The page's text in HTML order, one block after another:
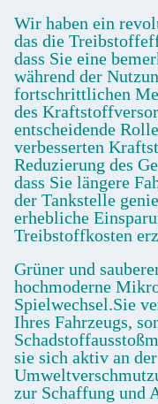
Wir haben ein
das die
dass Sie eine
während der
fortschrittlichen
des
entscheidende
verbesserten
Reduzierung des
dass Sie längere
der Tankstelle
erhebliche
Treibstoffkosten
Grüner und
hochmoderne
Spielwechsel.Sie
Ihres Fahrzeugs,
sie sich aktiv an
zur Schaffung und